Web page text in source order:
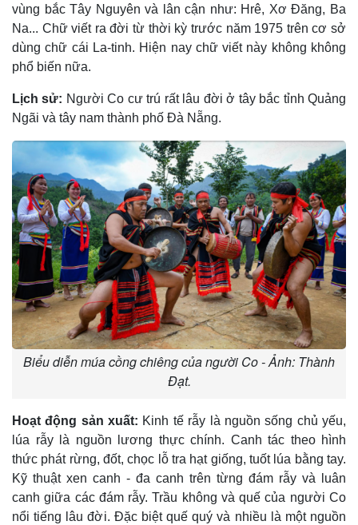
vùng bắc Tây Nguyên và lân cận như: Hrê, Xơ Ðăng, Ba
Na... Chữ viết ra đời từ thời kỳ trước năm 1975 trên cơ sở
dùng chữ cái La-tinh. Hiện nay chữ viết này không không
phổ biến nữa.
Lịch sử: Người Co cư trú rất lâu đời ở tây bắc tỉnh Quảng
Ngãi và tây nam thành phố Đà Nẵng.
Biểu diễn múa cồng chiêng của người Co - Ảnh: Thành
Đạt.
Hoạt động sản xuất: Kinh tế rẫy là nguồn sống chủ yếu,
lúa rẫy là nguồn lương thực chính. Canh tác theo hình
thức phát rừng, đốt, chọc lỗ tra hạt giống, tuốt lúa bằng tay.
Kỹ thuật xen canh - đa canh trên từng đám rẫy và luân
canh giữa các đám rẫy. Trầu không và quế của người Co
nổi tiếng lâu đời. Ðặc biệt quế quý và nhiều là một nguồn